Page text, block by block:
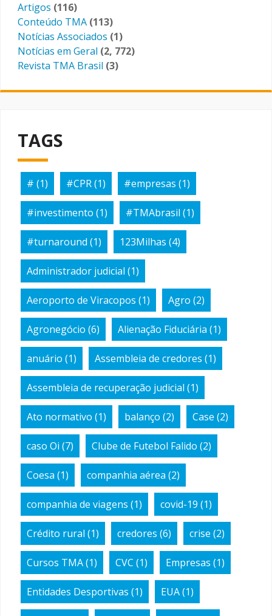
Artigos (116)
Conteúdo TMA (113)
Notícias Associados (1)
Notícias em Geral (2, 772)
Revista TMA Brasil (3)
TAGS
# (1) #CPR(1) #empresas (1)
#investimento (1) #TMAbrasil (1)
#turnaround (1) 123Milhas (4)
Administrador judicial (1)
Aeroporto de Viracopos (1) Agro (2)
Agronegócio (6) Alienação Fiduciária (1)
anuário (1) Assembleia de credores (1)
Assembleia de recuperação judicial (1)
Ato normativo (1) balanço (2) Case (2)
caso Oi (7) Clube de Futebol Falido (2)
Coesa (1) companhia aérea (2)
companhia de viagens (1) covid-19 (1)
Crédito rural (1) credores (6) crise (2)
Cursos TMA(1) CVC (1) Empresas (1)
Entidades Desportivas (1) EUA(1)